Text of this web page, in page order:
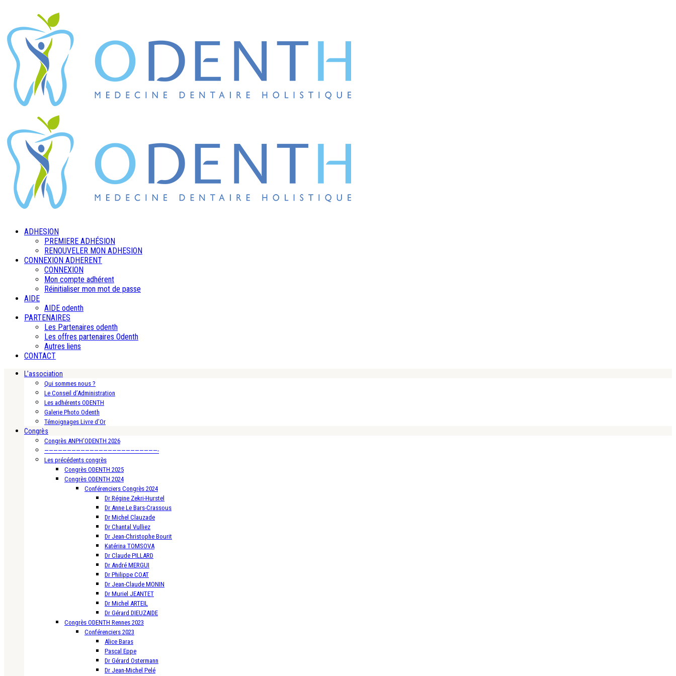
ADHESION
PREMIERE ADHÉSION
RENOUVELER MON ADHESION
CONNEXION ADHERENT
CONNEXION
Mon compte adhérent
Réinitialiser mon mot de passe
AIDE
AIDE odenth
PARTENAIRES
Les Partenaires odenth
Les offres partenaires Odenth
Autres liens
CONTACT
L’association
Qui sommes nous ?
Le Conseil d’Administration
Les adhérents ODENTH
Galerie Photo Odenth
Témoignages Livre d’Or
Congrès
Congrès ANPH’ODENTH 2026
—————————————————————————-
Les précédents congrès
Congrès ODENTH 2025
Congrès ODENTH 2024
Conférenciers Congrès 2024
Dr Régine Zekri-Hurstel
Dr Anne Le Bars-Crassous
Dr Michel Clauzade
Dr Chantal Vulliez
Dr Jean-Christophe Bourit
Katérina TOMSOVA
Dr Claude PILLARD
Dr André MERGUI
Dr Philippe COAT
Dr Jean-Claude MONIN
Dr Muriel JEANTET
Dr Michel ARTEIL
Dr Gérard DIEUZAIDE
Congrès ODENTH Rennes 2023
Conférenciers 2023
Alice Baras
Pascal Eppe
Dr Gérard Ostermann
Dr Jean-Michel Pelé